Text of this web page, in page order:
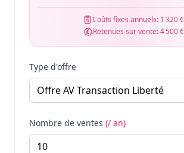
Coûts fixes annuels: 1 320 €
Retenues sur vente:4 500 €
Type d'offre
Nombre de ventes (/ an)